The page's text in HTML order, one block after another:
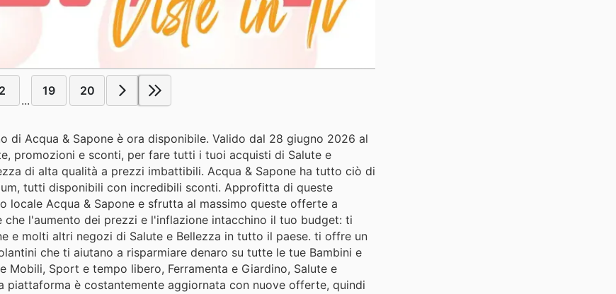
2
...
19 20
di Acqua & Sapone è ora disponibile. Valido dal 28 giugno 2026 al
promozioni e sconti, per fare tutti i tuoi acquisti di Salute e
di alta qualità a prezzi imbattibili. Acqua & Sapone ha tutto ciò di
tutti disponibili con incredibili sconti. Approfitta di queste
Acqua & Sapone e sfrutta al massimo queste offerte a
l'aumento dei prezzi e l'inflazione intacchino il tuo budget: ti
e molti altri negozi di Salute e Bellezza in tutto il paese. ti offre un
che ti aiutano a risparmiare denaro su tutte le tue Bambini e
Mobili, Sport e tempo libero, Ferramenta e Giardino, Salute e
è costantemente aggiornata con nuove offerte, quindi